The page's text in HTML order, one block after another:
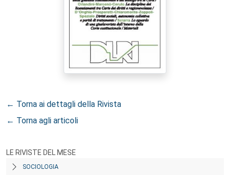
← Torna ai dettagli della Rivista
← Torna agli articoli
LE RIVISTE DEL MESE
SOCIOLOGIA